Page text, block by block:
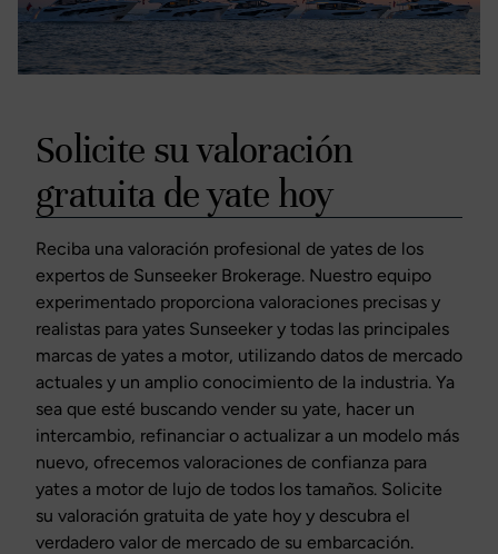
Solicite su valoración
gratuita de yate hoy
Reciba una valoración profesional de yates de los
expertos de Sunseeker Brokerage. Nuestro equipo
experimentado proporciona valoraciones precisas y
realistas para yates Sunseeker y todas las principales
marcas de yates a motor, utilizando datos de mercado
actuales y un amplio conocimiento de la industria. Ya
sea que esté buscando vender su yate, hacer un
intercambio, refinanciar o actualizar a un modelo más
nuevo, ofrecemos valoraciones de confianza para
yates a motor de lujo de todos los tamaños. Solicite
su valoración gratuita de yate hoy y descubra el
verdadero valor de mercado de su embarcación.